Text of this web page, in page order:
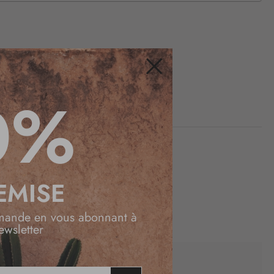
Fermer
en vous abonnant à